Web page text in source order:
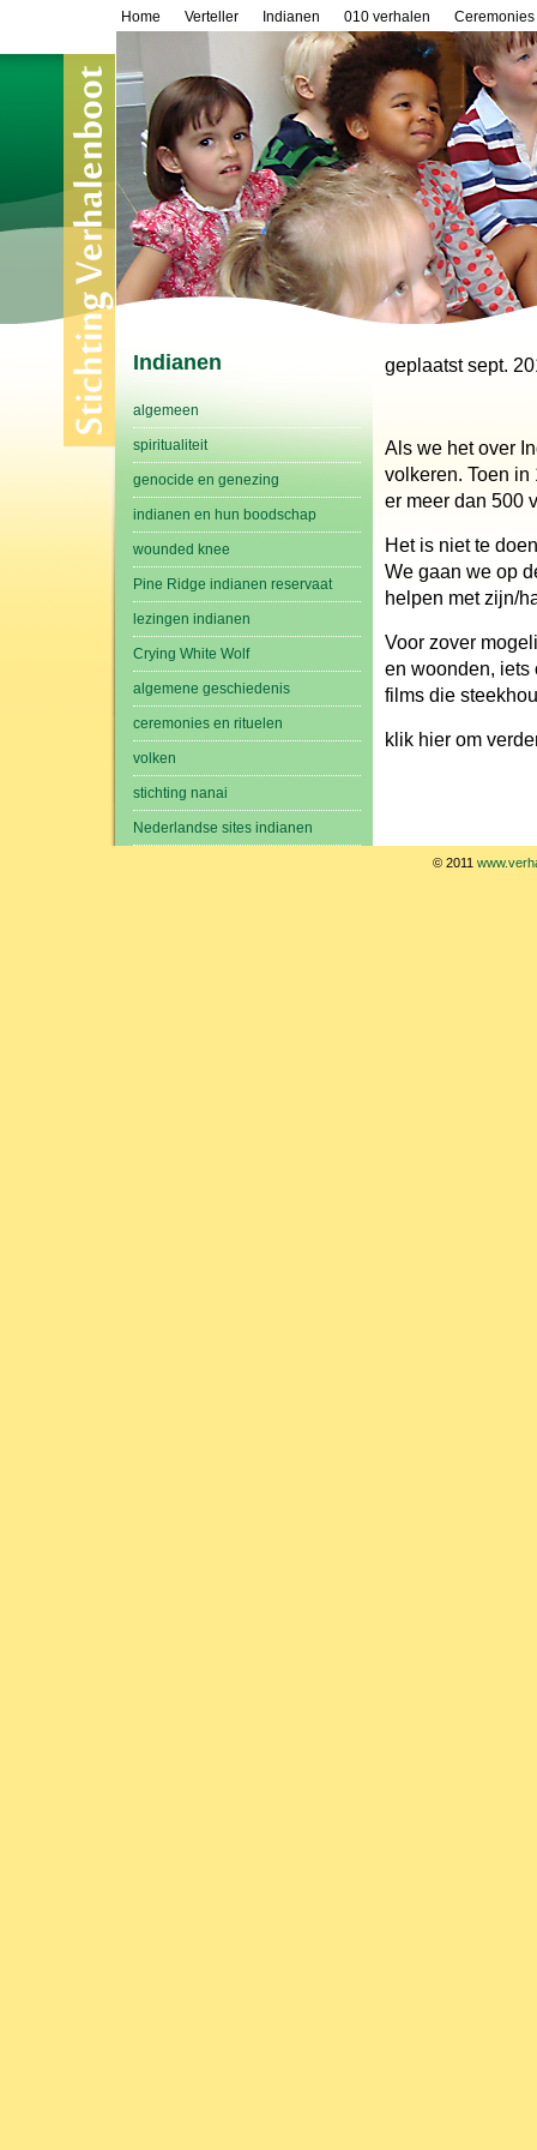
Home Verteller Indianen 010 verhalen Ceremonies
Indianen
algemeen
spiritualiteit
genocide en genezing
indianen en hun boodschap
wounded knee
Pine Ridge indianen reservaat
lezingen indianen
Crying White Wolf
algemene geschiedenis
ceremonies en rituelen
volken
stichting nanai
Nederlandse sites indianen
geplaatst sept.
Als we het over
volkeren. Toen
er meer dan 500
Het is niet te
We gaan we op
helpen met zijn/
Voor zover
en woonden, iets
films die
klik hier om
© 2011